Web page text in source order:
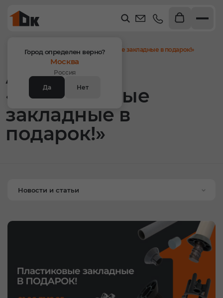
Город определен верно?
Москва
Россия
Да
Нет
Акция:
«Пластиковые
закладные в
подарок!»
Главная Новости Акция: «Пластиковые закладные в подарок!»
Новости и статьи